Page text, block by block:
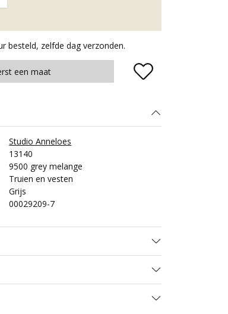
besteld, zelfde dag verzonden.
een maat
Studio Anneloes
13140
9500 grey melange
Truien en vesten
Grijs
00029209-7